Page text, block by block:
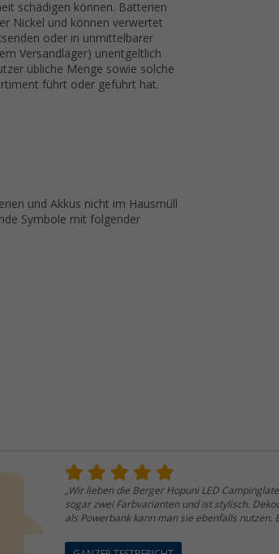
schädigen können. Batterien
Nickel und können verwertet
oder in unmittelbarer
Versandlager) unentgeltlich
übliche Menge sowie solche
führt oder geführt hat.
und Akkus nicht im Hausmüll
Symbole mit folgender
„Wir lieben die Berger Hopuni LED
sogar zwei Farbvarianten und ist stylisch.
als Powerbank kann man sie ebenfalls nutzen.